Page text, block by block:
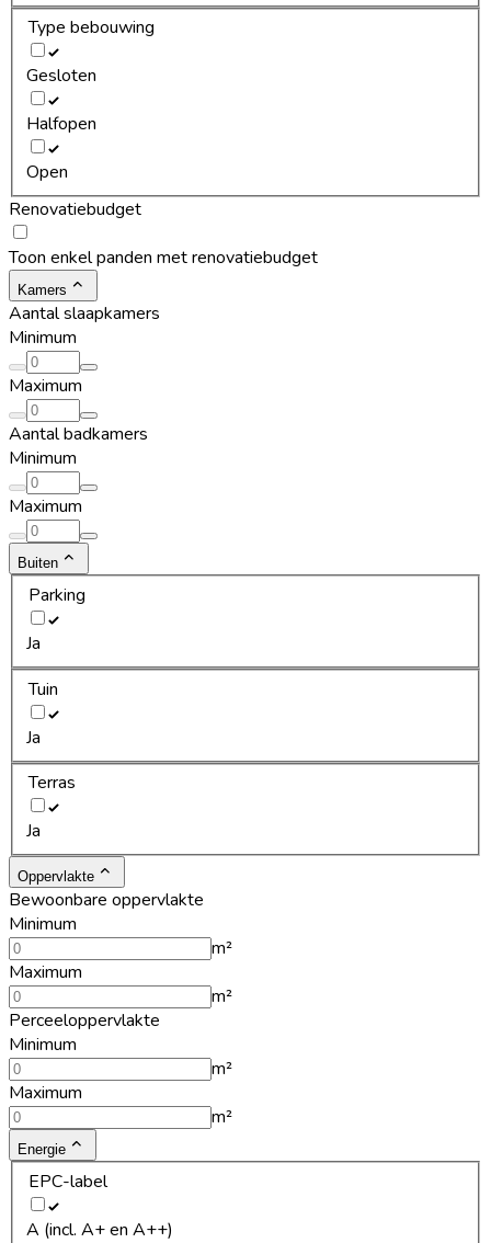
Type bebouwing
Gesloten
Halfopen
Open
Renovatiebudget
Toon enkel panden met renovatiebudget
Kamers
Aantal slaapkamers
Minimum
Maximum
Aantal badkamers
Minimum
Maximum
Buiten
Parking
Ja
Tuin
Ja
Terras
Ja
Oppervlakte
Bewoonbare oppervlakte
Minimum
m²
Maximum
m²
Perceeloppervlakte
Minimum
m²
Maximum
m²
Energie
EPC-label
A (incl. A+ en A++)